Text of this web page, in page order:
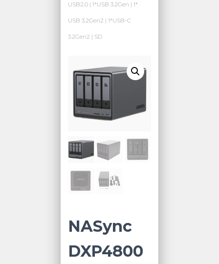
USB2.0 | 1*USB 3.2Gen | 1*
USB 3.2Gen2 | 1*USB-C
3.2Gen2 | SD
NASync
DXP4800